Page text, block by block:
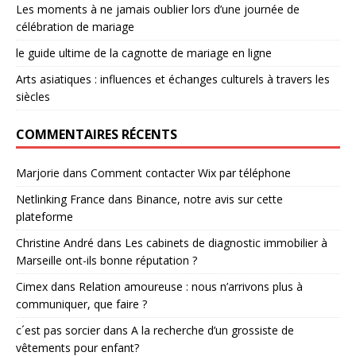
Les moments à ne jamais oublier lors d’une journée de
célébration de mariage
le guide ultime de la cagnotte de mariage en ligne
Arts asiatiques : influences et échanges culturels à travers les
siècles
COMMENTAIRES RÉCENTS
Marjorie dans Comment contacter Wix par téléphone
Netlinking France dans Binance, notre avis sur cette
plateforme
Christine André dans Les cabinets de diagnostic immobilier à
Marseille ont-ils bonne réputation ?
Cimex dans Relation amoureuse : nous n’arrivons plus à
communiquer, que faire ?
c´est pas sorcierdans A la recherche d’un grossiste de
vêtements pour enfant?